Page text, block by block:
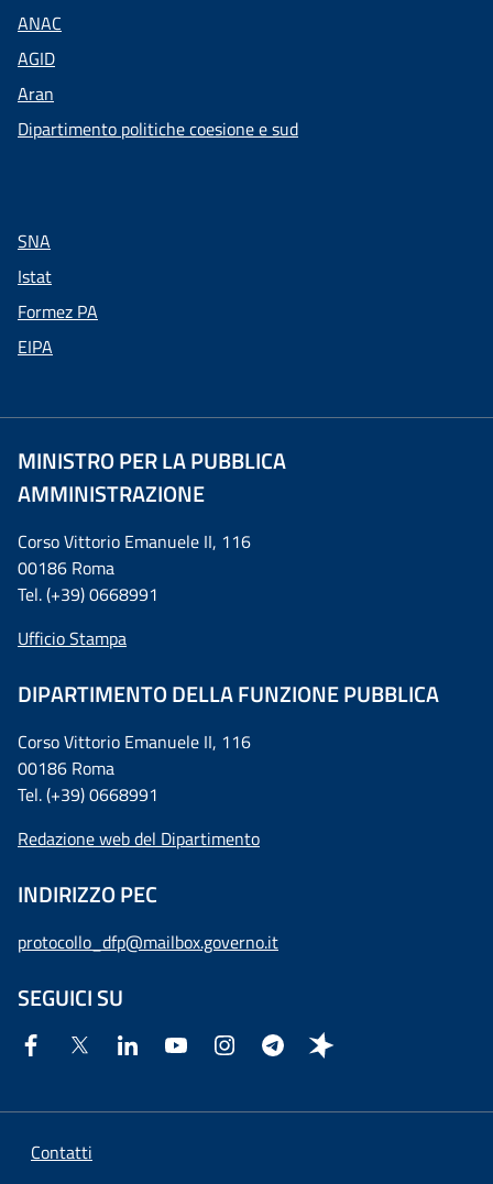
ANAC
AGID
Aran
Dipartimento politiche coesione e sud
SNA
Istat
Formez PA
EIPA
MINISTRO PER LA PUBBLICA
AMMINISTRAZIONE
Corso Vittorio Emanuele II, 116
00186 Roma
Tel. (+39) 0668991
Ufficio Stampa
DIPARTIMENTO DELLA FUNZIONE PUBBLICA
Corso Vittorio Emanuele II, 116
00186 Roma
Tel. (+39) 0668991
Redazione web del Dipartimento
INDIRIZZO PEC
protocollo_dfp@mailbox.governo.it
SEGUICI SU
Contatti